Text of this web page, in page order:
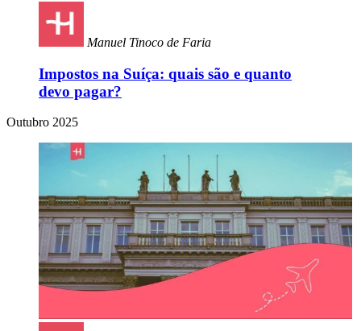
Manuel Tinoco de Faria
Impostos na Suíça: quais são e quanto
devo pagar?
Outubro 2025